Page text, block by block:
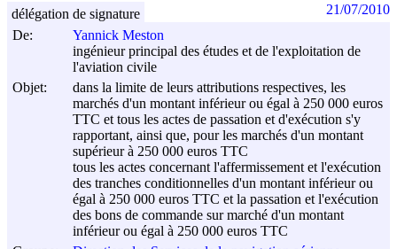
De:
Yannick Meston
ingénieur principal des études et de l'exploitation de
l'aviation civile
Objet:
dans la limite de leurs attributions respectives, les
marchés d'un montant inférieur ou égal à 250 000 euros
TTC et tous les actes de passation et d'exécution s'y
rapportant, ainsi que, pour les marchés d'un montant
supérieur à 250 000 euros TTC
tous les actes concernant l'affermissement et l'exécution
des tranches conditionnelles d'un montant inférieur ou
égal à 250 000 euros TTC et la passation et l'exécution
des bons de commande sur marché d'un montant
inférieur ou égal à 250 000 euros TTC
délégation de signature 21/07/2010